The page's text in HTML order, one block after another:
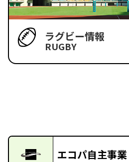
ラグビー情報
RUGBY
エコパ自主事業